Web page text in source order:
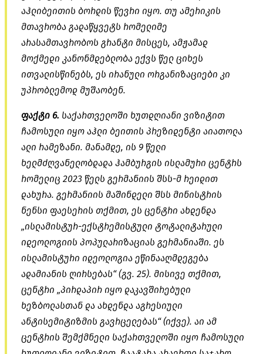
აჰლიბეითის ბორდის წევრი იყო. თუ ამერიკის
მთავრობა გადაწყვეტს რომელიმე
არასამთავრობოს გრანტი მისცეს, ამჟამად
მოქმედი კანონმდებლობა ექვს წელ ციხეს
ითვალისწინებს, ეს ირანული ორგანიზაციები კი
უპრობლემოდ მუშაობენ.
ფაქტი 6. საქართველოში ხუთდღიანი ვიზიტით
ჩამოსული იყო აჰლი ბეითის პრეზიდენტი აიათოლა
ალი რამეზანი. მანამდე, ის 9 წელი
ხელმძღვანელობდადა ჰამბურგის ისლამური ცენტრს
რომელიც 2023 წელს გერმანიის შსს-მ რეიდით
დახურა. გერმანიის მაშინდელი შსს მინისტრის
ნენსი ფაესერის თქმით, ეს ცენტრი ახდენდა
„ისლამისტურ-ექსტრემისტული ტოტალიტარული
იდეოლოგიის პოპულარიზაციას გერმანიაში. ეს
ისლამისტური იდეოლოგია ეწინააღმდეგება
ადამიანის ღირსებას“ (გვ. 25). მისივე თქმით,
ცენტრი „პირდაპირ იყო დაკავშირებული
ხეზბოლასთან და ახდენდა აგრესიული
ანტისემიტიზმის გავრცელებას“ (იქვე). აი ამ
ცენტრის შემქმნელი საქართველოში იყო ჩამოსული